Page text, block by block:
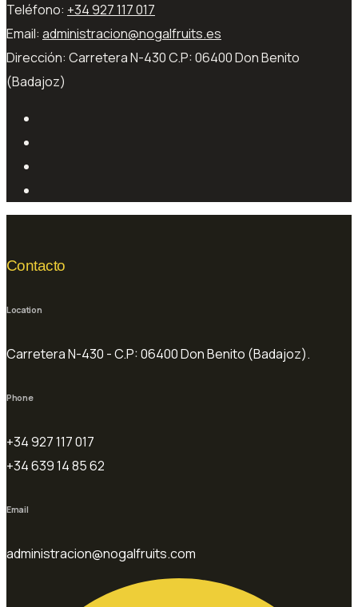
Teléfono: +34 927 117 017
Email: administracion@nogalfruits.es
Dirección: Carretera N-430 C.P: 06400 Don Benito
(Badajoz)
Contacto
Location
Carretera N-430 - C.P: 06400 Don Benito (Badajoz).
Phone
+34 927 117 017
+34 639 14 85 62
Email
administracion@nogalfruits.com